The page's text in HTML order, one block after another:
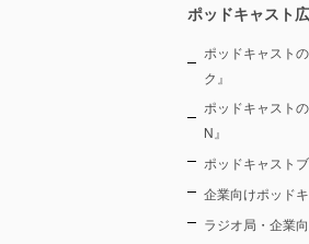
ポッドキャスト
ポッドキャスト
ク』
ポッドキャスト
N』
ポッドキャスト
企業向けポッド
ラジオ局・企業